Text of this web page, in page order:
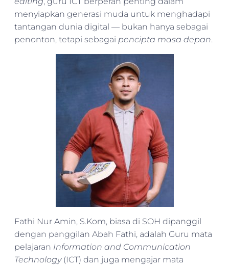
menyiapkan generasi muda untuk menghadapi
tantangan dunia digital — bukan hanya sebagai
penonton, tetapi sebagai pencipta masa depan.
Fathi Nur Amin, S.Kom, biasa di SOH dipanggil
dengan panggilan Abah Fathi, adalah Guru mata
pelajaran Information and Communication
Technology (ICT) dan juga mengajar mata